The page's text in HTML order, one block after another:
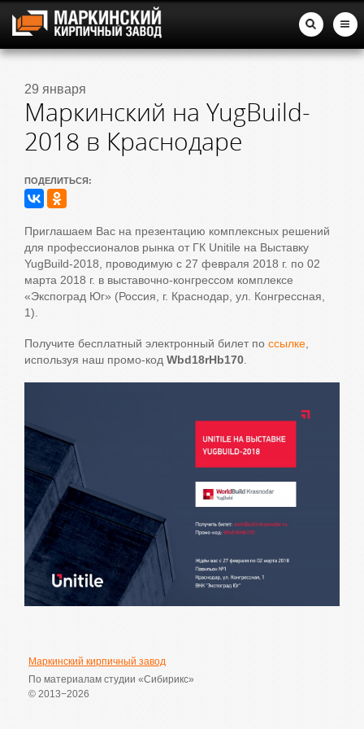
29 января
Маркинский на YugBuild-
2018 в Краснодаре
ПОДЕЛИТЬСЯ:
Приглашаем Вас на презентацию комплексных решений
для профессионалов рынка от ГК Unitile на Выставку
YugBuild-2018, проводимую с 27 февраля 2018 г. по 02
марта 2018 г. в выставочно-конгрессом комплексе
«Экспоград Юг» (Россия, г. Краснодар, ул. Конгреcсная,
1).
Получите бесплатный электронный билет по ссылке
используя наш промо-код Wbd18rHb170
Маркинский кирпичный завод
По материалам студии «Сибирикс»
© 2013−2026